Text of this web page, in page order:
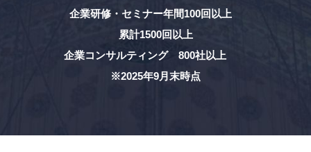
企業研修・セミナー年間100回以上
累計1500回以上
企業コンサルティング 800社以上
※2025年9月末時点